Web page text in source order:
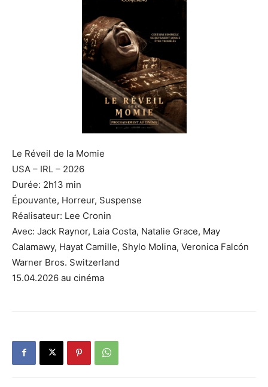
Le Réveil de la Momie
USA – IRL – 2026
Durée: 2h13 min
Épouvante, Horreur, Suspense
Réalisateur: Lee Cronin
Avec: Jack Raynor, Laia Costa, Natalie Grace, May
Calamawy, Hayat Camille, Shylo Molina, Veronica Falcón
Warner Bros. Switzerland
15.04.2026 au cinéma